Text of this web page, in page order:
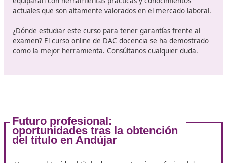
áreas clave que se incluirán:
Normativa vigente: Estudiarlas leyes y
regulan el transporte en España y Europa. Esto
temas relacionados con la seguridad vial y la
Logística y distribución:Comprender los principios
logística , desde la gestión de inventarios hasta la